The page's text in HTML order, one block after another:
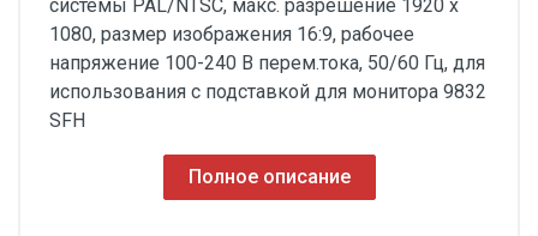
системы PAL/NTSC, макс. разрешение 1920 х
1080, размер изображения 16:9, рабочее
напряжение 100-240 В перем.тока, 50/60 Гц, для
использования с подставкой для монитора 9832
SFH
Полное описание